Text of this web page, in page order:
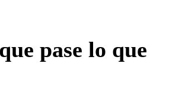
pase lo que